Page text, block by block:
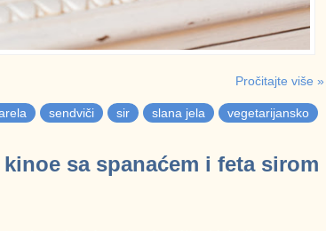
Pročitajte više »
sendviči sir slana jela vegetarijansko
sa spanaćem i feta sirom